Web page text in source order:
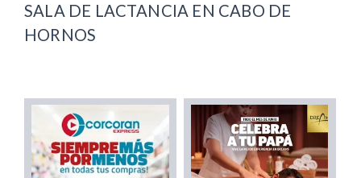
SALA DE LACTANCIA EN CABO DE
HORNOS